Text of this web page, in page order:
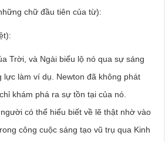
chữ đầu tiên của từ):
Trời, và Ngài biểu lộ nó qua sự sáng
lực làm ví dụ. Newton đã không phát
khám phá ra sự tồn tại của nó.
có thể hiểu biết về lẽ thật nhờ vào
công cuộc sáng tạo vũ trụ qua Kinh